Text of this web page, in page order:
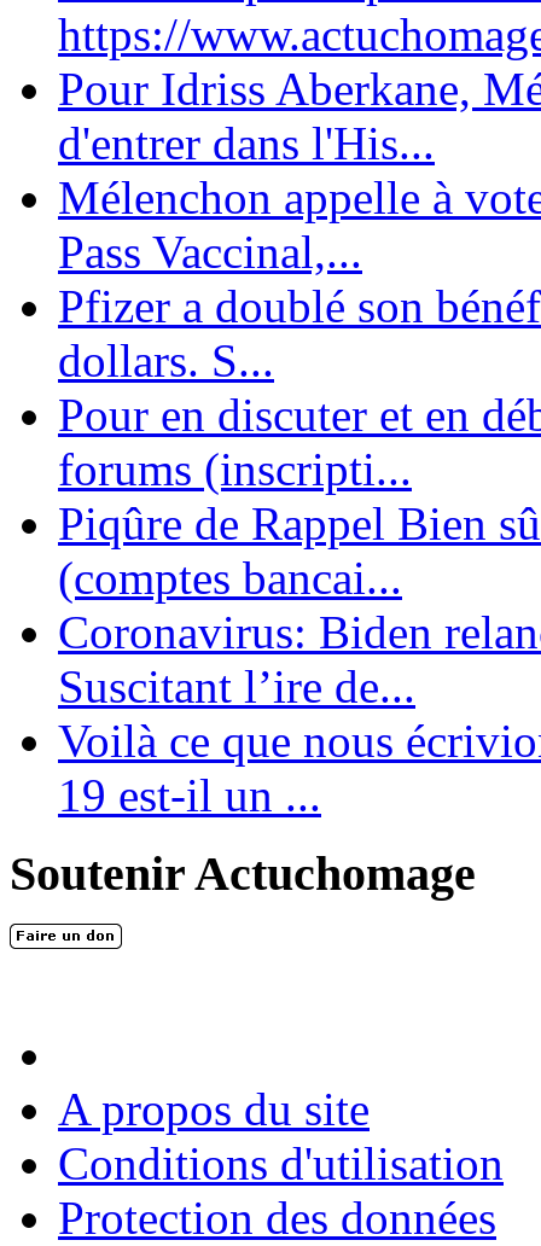
https://
Pour Idriss Aberkane,
d'entrer dans l'His...
Mélenchon appelle à
Pass Vaccinal,...
Pfizer a doublé son
dollars. S...
Pour en discuter et en
forums (inscripti...
Piqûre de Rappel Bien
(comptes bancai...
Coronavirus: Biden
Suscitant l’ire de...
Voilà ce que nous
19 est-il un ...
Soutenir Actuchomage
A propos du site
Conditions d'utilisation
Protection des données